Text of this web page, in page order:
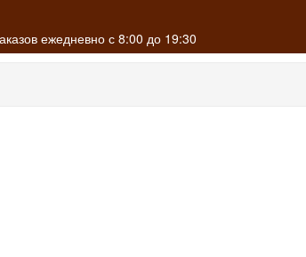
ежедневно с 8:00 до 19:30